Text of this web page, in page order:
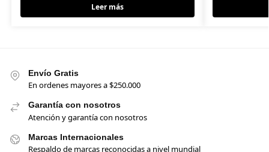
Leer más
Envío Gratis
En ordenes mayores a $250.000
Garantía con nosotros
Atención y garantía con nosotros
Marcas Internacionales
Respaldo de marcas reconocidas a nivel mundial